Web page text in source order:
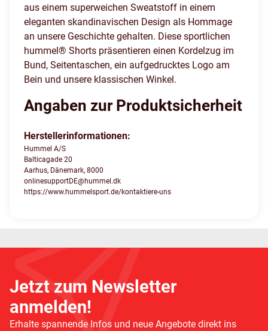
aus einem superweichen Sweatstoff in einem
eleganten skandinavischen Design als Hommage
an unsere Geschichte gehalten. Diese sportlichen
hummel® Shorts präsentieren einen Kordelzug im
Bund, Seitentaschen, ein aufgedrucktes Logo am
Bein und unsere klassischen Winkel.
Angaben zur Produktsicherheit
Herstellerinformationen:
Hummel A/S
Balticagade 20
Aarhus, Dänemark, 8000
onlinesupportDE@hummel.dk
https://www.hummelsport.de/kontaktiere-uns
Jetzt zum Newsletter
anmelden!
Erhalte spannende Infos und neue Angebote direkt ins